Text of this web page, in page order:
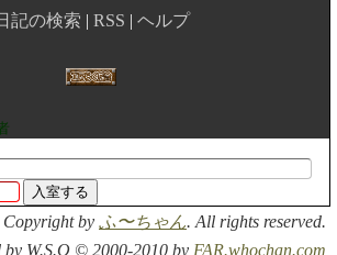
記の検索 RSS ヘルプ
Copyright by ふ〜ちゃん. All rights reserved.
by W.S.O © 2000-2010 by FAR.whochan.com